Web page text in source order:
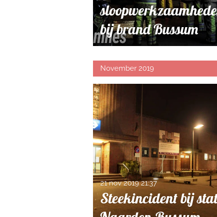
bij brand Bussum
November 2019
Steekincident bij
21 nov 2019 21:37